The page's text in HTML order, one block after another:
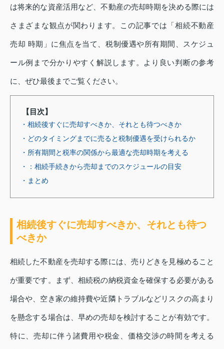
は将来的な資産活用など、不動産の売却時期を決める際には
さまざまな観点が関わります。この記事では「相続不動産
売却 時期」に焦点を当て、税制優遇や所有期間、スケジュ
ール例まで分かりやすく解説します。より良い判断の参考
に、ぜひ最後までご覧ください。
【目次】
・相続後すぐに売却すべきか、それとも待つべきか
・どのタイミングまでに売ると税制優遇を受けられるか
・所有期間と税率の関係から最適な売却時期を考える
・：相続手続きから売却までのスケジュールの目安
・まとめ
相続後すぐに売却すべきか、それとも待つ
べきか
相続した不動産を売却する際には、売りどきを見極めること
が重要です。まず、相続税の納税資金を確保する必要がある
場合や、空き家の維持費や近隣トラブルなどリスクの高まり
を懸念する場合は、早めの売却を検討することが有効です。
特に、売却に伴う諸費用や税金、価格交渉の時間を考える